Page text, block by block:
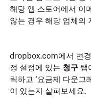
해당 앱 스토어에서 이
않는 경우 해당 업체의
dropbox.com에서 변
정 설정에 있는 청구 탭
릭하고 ‘요금제 다운그
이 있는지 살펴보세요.